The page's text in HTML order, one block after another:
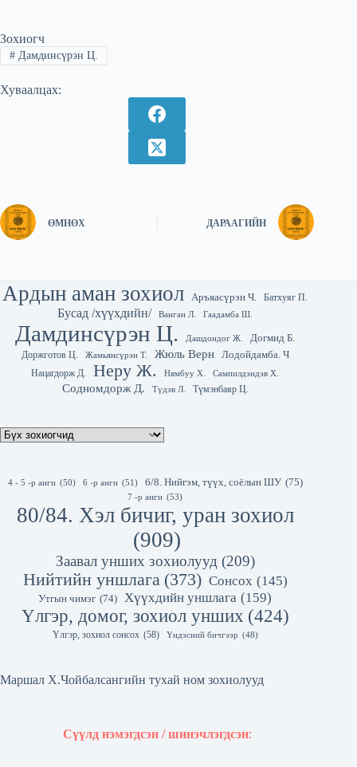
Зохиогч
#Дамдинсүрэн Ц.
Хуваалцах:
ӨМНӨХ ДАРААГИЙН
Ардын аман зохиол Аръяасүрэн Ч. Батхуяг П.
Бусад /хүүхдийн/ Ванган Л. Гаадамба Ш.
Дамдинсүрэн Ц. Дашдондог Ж.
Догмид Б.
Доржготов Ц.
Жамьянсүрэн Т. Жюль Верн Лодойдамба. Ч
Нацагдорж Д. Неру Ж. Нямбуу Х. Сампилдэндэв Х.
Содномдорж Д. Түдэв Л. Түмэнбаяр Ц.
4 - 5 -р анги (50) 6 -р анги (51) 6/8. Нийгэм, түүх, соёлын ШУ (75)
7 -р анги (53)
80/84. Хэл бичиг, уран зохиол
(909)
Заавал унших зохиолууд (209)
Нийтийн уншлага (373) Сонсох (145)
Утгын чимэг (74) Хүүхдийн уншлага (159)
Үлгэр, домог, зохиол унших (424)
Үлгэр, зохиол сонсох (58) Үндэсний бичгээр (48)
Маршал Х.Чойбалсангийн тухай ном зохиолууд
Сүүлд нэмэгдсэн / шинэчлэгдсэн: